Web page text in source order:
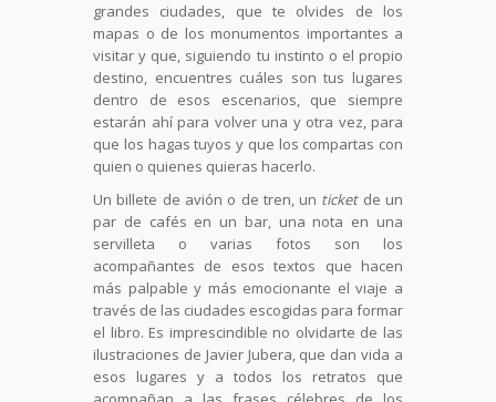
grandes ciudades, que te olvides de los
mapas o de los monumentos importantes a
visitar y que, siguiendo tu instinto o el propio
destino, encuentres cuáles son tus lugares
dentro de esos escenarios, que siempre
estarán ahí para volver una y otra vez, para
que los hagas tuyos y que los compartas con
quien o quienes quieras hacerlo.
Un billete de avión o de tren, un ticketde un
par de cafés en un bar, una nota en una
servilleta o varias fotos son los
acompañantes de esos textos que hacen
más palpable y más emocionante el viaje a
través de las ciudades escogidas para formar
el libro. Es imprescindible no olvidarte de las
ilustraciones de Javier Jubera, que dan vida a
esos lugares y a todos los retratos que